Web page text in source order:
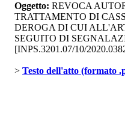
Oggetto: REVOCA
TRATTAMENTO DI
DEROGA DI CUI
SEGUITO DI
[INPS.3201.07/10/
> Testo dell'atto (formato